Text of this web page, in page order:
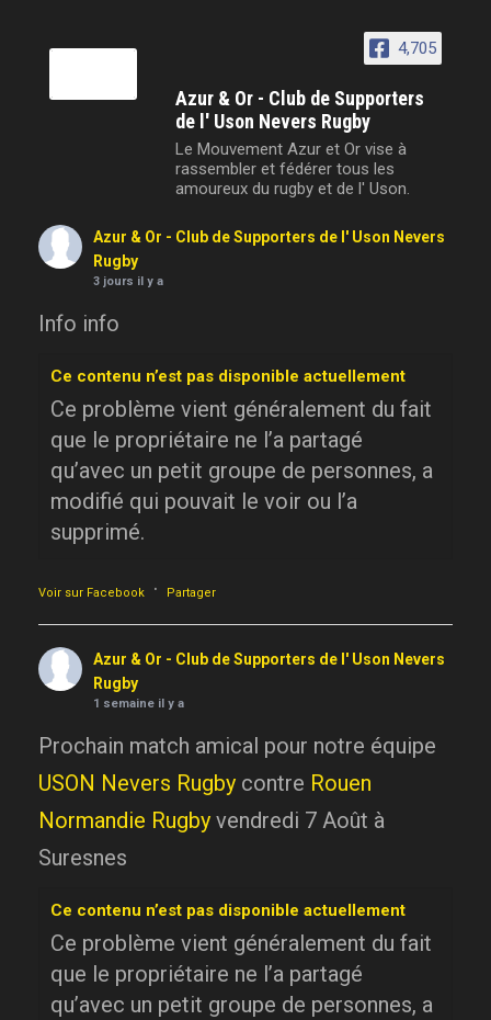
4,705
Azur & Or - Club de Supporters
de l' Uson Nevers Rugby
Le Mouvement Azur et Or vise à
rassembler et fédérer tous les
amoureux du rugby et de l' Uson.
Azur & Or - Club de Supporters de l' Uson Nevers
Rugby
3 jours il y a
Info info
Ce contenu n’est pas disponible actuellement
Ce problème vient généralement du fait
que le propriétaire ne l’a partagé
qu’avec un petit groupe de personnes, a
modifié qui pouvait le voir ou l’a
supprimé.
Voir sur Facebook · Partager
Azur & Or - Club de Supporters de l' Uson Nevers
Rugby
1 semaine il y a
Prochain match amical pour notre équipe
USON Nevers Rugby contre Rouen
Normandie Rugby vendredi 7 Août à
Suresnes
Ce contenu n’est pas disponible actuellement
Ce problème vient généralement du fait
que le propriétaire ne l’a partagé
qu’avec un petit groupe de personnes, a